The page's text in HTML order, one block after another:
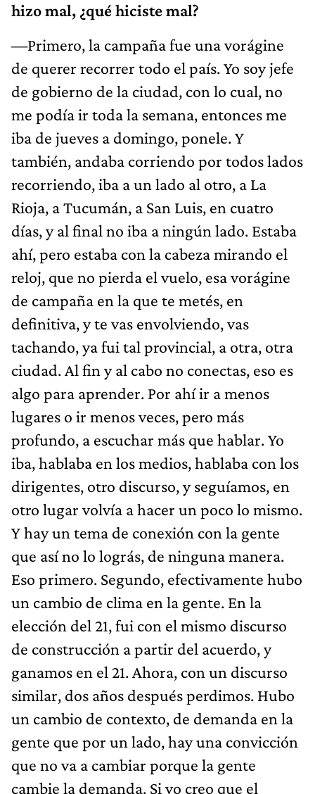
hizo mal, ¿qué hiciste mal?
—Primero, la campaña fue una vorágine
de querer recorrer todo el país. Yo soy jefe
de gobierno de la ciudad, con lo cual, no
me podía ir toda la semana, entonces me
iba de jueves a domingo, ponele. Y
también, andaba corriendo por todos lados
recorriendo, iba a un lado al otro, a La
Rioja, a Tucumán, a San Luis, en cuatro
días, y al final no iba a ningún lado. Estaba
ahí, pero estaba con la cabeza mirando el
reloj, que no pierda el vuelo, esa vorágine
de campaña en la que te metés, en
definitiva, y te vas envolviendo, vas
tachando, ya fui tal provincial, a otra, otra
ciudad. Al fin y al cabo no conectas, eso es
algo para aprender. Por ahí ir a menos
lugares o ir menos veces, pero más
profundo, a escuchar más que hablar. Yo
iba, hablaba en los medios, hablaba con los
dirigentes, otro discurso, y seguíamos, en
otro lugar volvía a hacer un poco lo mismo.
Y hay un tema de conexión con la gente
que así no lo lográs, de ninguna manera.
Eso primero. Segundo, efectivamente hubo
un cambio de clima en la gente. En la
elección del 21, fui con el mismo discurso
de construcción a partir del acuerdo, y
ganamos en el 21. Ahora, con un discurso
similar, dos años después perdimos. Hubo
un cambio de contexto, de demanda en la
gente que por un lado, hay una convicción
que no va a cambiar porque la gente
cambie la demanda. Si yo creo que el